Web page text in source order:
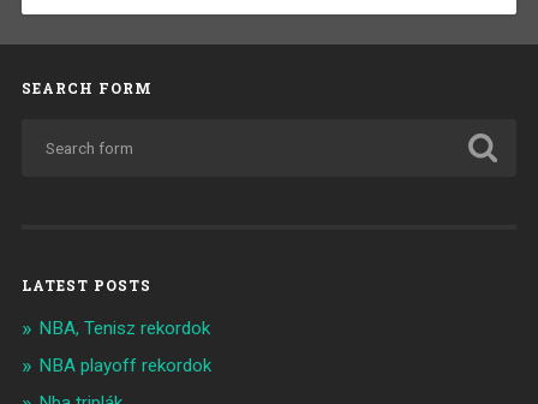
SEARCH FORM
LATEST POSTS
NBA, Tenisz rekordok
NBA playoff rekordok